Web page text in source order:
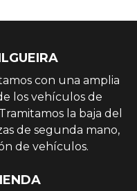
con una amplia
los vehículos de
la baja del
de segunda mano,
de vehículos.